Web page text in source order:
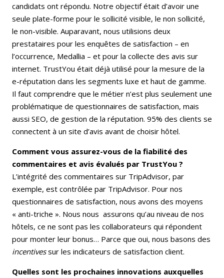
candidats ont répondu. Notre objectif était d’avoir une
seule plate-forme pour le sollicité visible, le non sollicité,
le non-visible. Auparavant, nous utilisions deux
prestataires pour les enquêtes de satisfaction – en
l’occurrence, Medallia – et pour la collecte des avis sur
internet. TrustYou était déjà utilisé pour la mesure de la
e-réputation dans les segments luxe et haut de gamme.
Il faut comprendre que le métier n’est plus seulement une
problématique de questionnaires de satisfaction, mais
aussi SEO, de gestion de la réputation. 95% des clients se
connectent à un site d’avis avant de choisir hôtel.
Comment vous assurez-vous de la fiabilité des
commentaires et avis évalués par TrustYou ?
L’intégrité des commentaires sur TripAdvisor, par
exemple, est contrôlée par TripAdvisor. Pour nos
questionnaires de satisfaction, nous avons des moyens
« anti-triche ». Nous nous assurons qu’au niveau de nos
hôtels, ce ne sont pas les collaborateurs qui répondent
pour monter leur bonus… Parce que oui, nous basons des
incentivessur les indicateurs de satisfaction client.
Quelles sont les prochaines innovations auxquelles